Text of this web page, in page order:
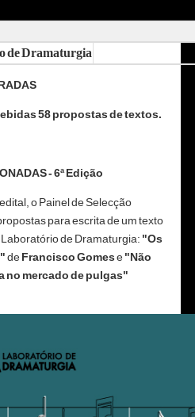
de Dramaturgia
58 propostas de textos.
- 6ª Edição
o Painel de Selecção
para escrita de um texto
de Dramaturgia: "Os
deFrancisco Gomese"Não
no mercado de pulgas"